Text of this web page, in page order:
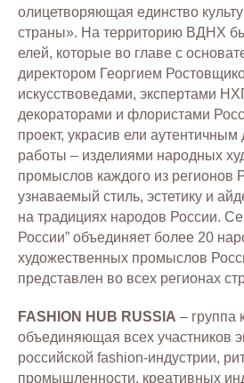
олицетворяющая единство
страны». На территорию ВДНХ
елей, которые во главе с
директором Георгием
искусствоведами, экспертами
декораторами и флористами
проект, украсив ели
работы – изделиями народных
промыслов каждого из регионов
узнаваемый стиль, эстетику и
на традициях народов России.
России” объединяет более 20
художественных промыслов
представлен во всех регионах
FASHION HUB RUSSIA – группа
объединяющая всех участников
российской fashion-индустрии,
промышленности, креативных